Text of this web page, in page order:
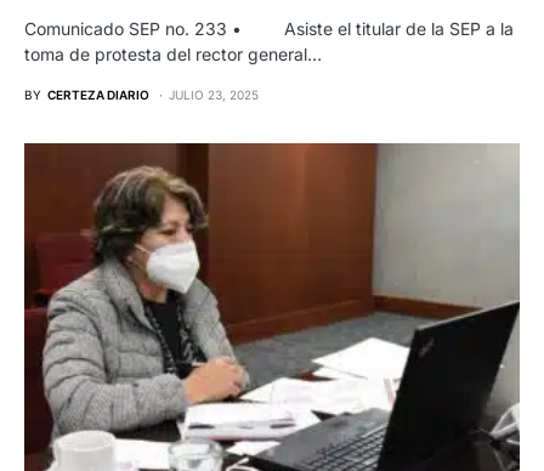
Comunicado SEP no. 233 • Asiste el titular de la SEP a la
toma de protesta del rector general…
BY CERTEZA DIARIO JULIO 23, 2025